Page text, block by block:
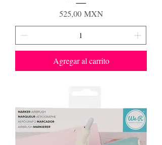
Precio
525,00 MXN
Agregar al carrito